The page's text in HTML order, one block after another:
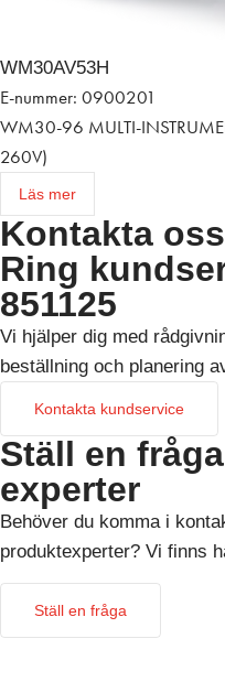
WM30AV53H
E-nummer: 0900201
WM30-96 MULTI-
260V)
Läs mer
Kontakta oss
Ring
851125
Vi hjälper dig med
beställning och planering
Kontakta kundservice
Ställ en
experter
Behöver du komma i
produktexperter? Vi finns
Ställ en fråga